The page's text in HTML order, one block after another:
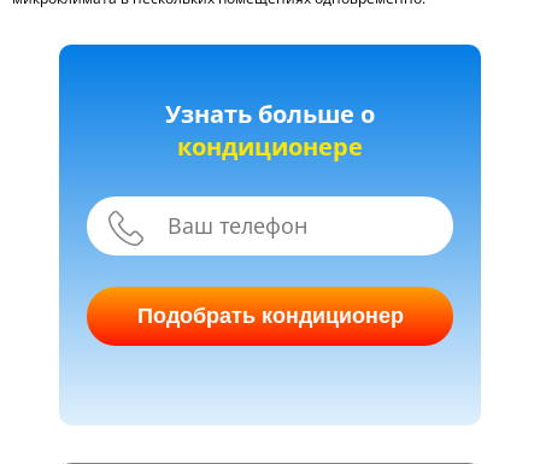
Узнать больше о
кондиционере
Подобрать кондиционер